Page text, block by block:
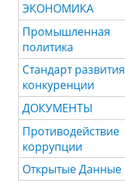
ЭКОНОМИКА
Промышленная
политика
Стандарт развития
конкуренции
ДОКУМЕНТЫ
Противодействие
коррупции
Открытые Данные